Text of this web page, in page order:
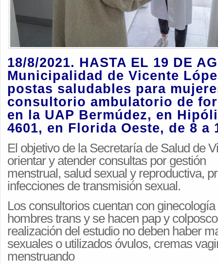
18/8/2021. HASTA EL 19 DE
Municipalidad de Vicente
postas saludables para
consultorio ambulatorio de
en la UAP Bermúdez, en
4601, en Florida Oeste, de 8 a
El objetivo de la Secretaría de Salud de
orientar y atender consultas por gestión
menstrual, salud sexual y reproductiva,
infecciones de transmisión sexual.
Los consultorios cuentan con
hombres trans y se hacen pap y
realización del estudio no deben haber
sexuales o utilizados óvulos, cremas
menstruando